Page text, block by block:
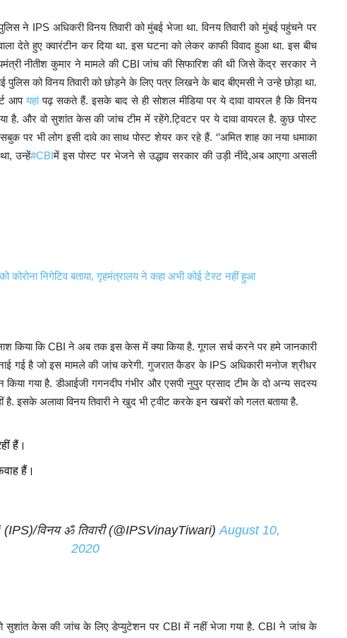
ने IPS अधिकरी विनय तिवारी को मुंबई भेजा था. विनय तिवारी को मुंबई पहुंचने पर
देते हुए क्वारंटीन कर दिया था. इस घटना को लेकर काफी विवाद हुआ था. इस बीच
नीतीश कुमार ने मामले की CBI जांच की सिफारिश की थी जिसे केंद्र सरकार ने
पुलिस को विनय तिवारी को छोड़ने के लिए पत्र लिखने के बाद बीएमसी ने उन्हे छोड़ा था.
आपयहांपढ़ सकते हैं. इसके बाद से ही सोशल मीडिया पर ये दावा वायरल है कि विनय
है. और वो सुशांत केस की जांच टीम में रहेंगे.ट्विटर पर ये दावा वायरल है. कुछ पोस्ट
पर भी लोग इसी दावे का साथ पोस्ट शेयर कर रहे हैं. ‘’अमित शाह का नया धमाका
उन्हें#CBIमें इस पोस्ट पर भेजने से उद्धाव सरकार की उड़ी नींदे,अब आएगा असली
कोरोना निगेटिव बताया, गृहमंत्रालय ने कहा अभी कोई टेस्ट नहीं हुआ
किया कि CBI ने अब तक इस केस में क्या किया है. गूगल सर्च करने पर हमे जानकारी
गई है जो इस मामले की जांच करेगी. गुजरात कैडर के IPS अधिकारी मनोज श्रीधर
किया गया है. डीआईजी गगनदीप गंभीर और एसपी नुपुर प्रसाद टीम के दो अन्य सदस्य
है. इसके अलावा विनय तिवारी ने खुद भी ट्वीट करके इन खबरों को गलत बताया है.
हैं।
हैं।
विनय ॐ तिवारी (@IPSVinayTiwari)August 10,
2020
को सुशांत केस की जांच के लिए डेप्युटेशन पर CBI में नहीं भेजा गया है. CBI ने जांच के